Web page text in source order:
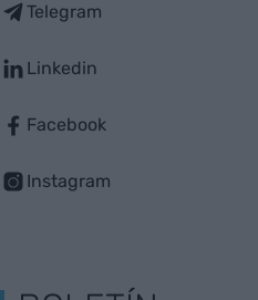
Telegram
Linkedin
Facebook
Instagram